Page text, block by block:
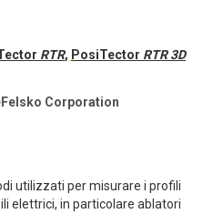
RTR, PosiTector RTR 3D
Corporation
utilizzati per misurare i profili
elettrici, in particolare ablatori